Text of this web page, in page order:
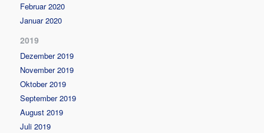
Februar 2020
Januar 2020
2019
Dezember 2019
November 2019
Oktober 2019
September 2019
August 2019
Juli 2019